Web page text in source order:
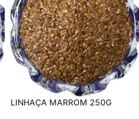
LINHAÇA MARROM 250G